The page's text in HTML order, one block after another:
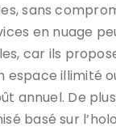
sans
en nuage
car ils
espace illimité
annuel. De
basé sur